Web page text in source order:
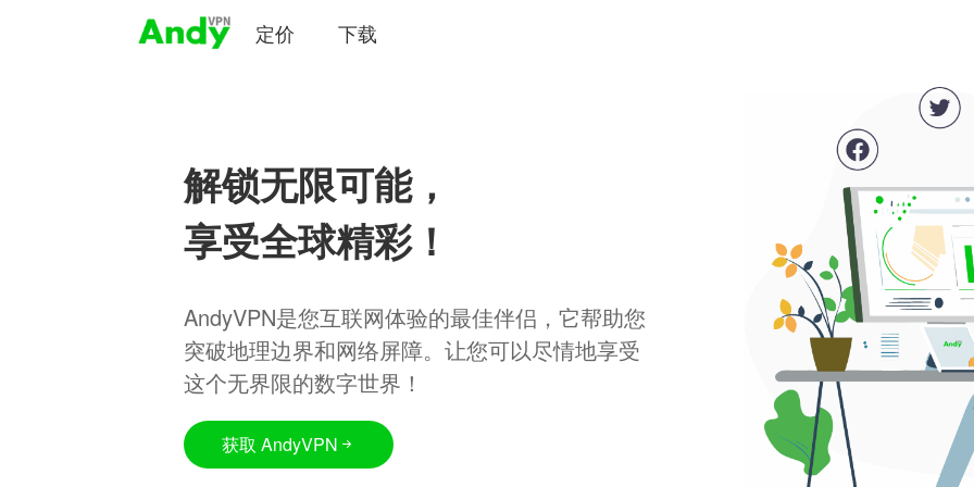
定价 下载
解锁无限可能，
享受全球精彩！
AndyVPN是您互联网体验的最佳伴侣，它帮助您
突破地理边界和网络屏障。让您可以尽情地享受
这个无界限的数字世界！
获取 AndyVPN